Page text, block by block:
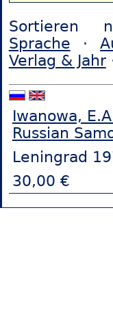
Sortieren
Sprache ·
Verlag & Jahr
Iwanowa,
Russian
Leningrad
30,00 €